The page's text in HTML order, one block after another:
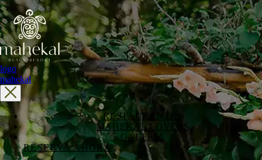
logo
mahekal
RESTAURANTES
MAHEKAL LOVERS
GALERÍA
RESERVA AHORA